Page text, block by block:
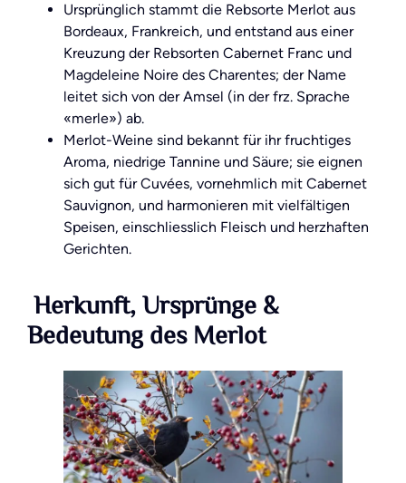
Ursprünglich stammt die Rebsorte Merlot aus
Bordeaux, Frankreich, und entstand aus einer
Kreuzung der Rebsorten Cabernet Franc und
Magdeleine Noire des Charentes; der Name
leitet sich von der Amsel (in der frz. Sprache
«merle») ab.
Merlot-Weine sind bekannt für ihr fruchtiges
Aroma, niedrige Tannine und Säure; sie eignen
sich gut für Cuvées, vornehmlich mit Cabernet
Sauvignon, und harmonieren mit vielfältigen
Speisen, einschliesslich Fleisch und herzhaften
Gerichten.
Herkunft, Ursprünge &
Bedeutung des Merlot